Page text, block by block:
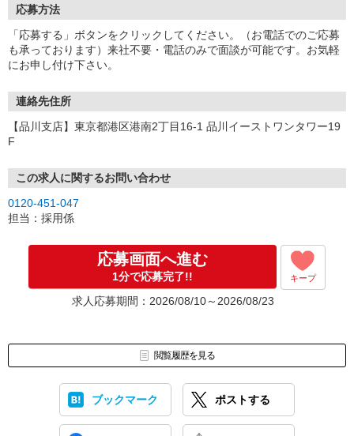
応募方法
「応募する」ボタンをクリックしてください。（お電話でのご応募
も承っております）来社不要・電話のみで面談が可能です。お気軽
にお申し付け下さい。
連絡先住所
【品川支店】東京都港区港南2丁目16-1 品川イーストワンタワー19
F
この求人に関するお問い合わせ
0120-451-047
担当：採用係
応募画面へ進む
1分で応募完了!! キープ
求人応募期間：2026/08/10～2026/08/23
閲覧履歴を見る
ブックマーク ポストする